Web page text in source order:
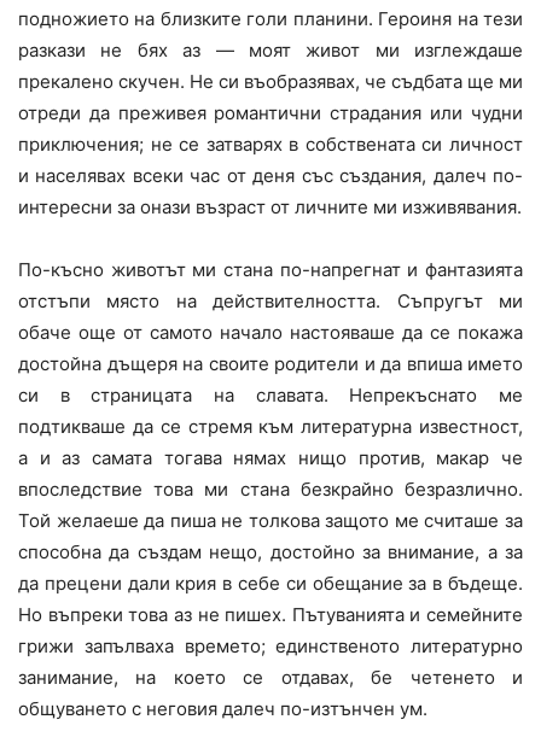
подножието на близките голи планини. Героиня на тези
разкази не бях аз — моят живот ми изглеждаше
прекалено скучен. Не си въобразявах, че съдбата ще ми
отреди да преживея романтични страдания или чудни
приключения; не се затварях в собствената си личност
и населявах всеки час от деня със създания, далеч по-
интересни за онази възраст от личните ми изживявания.
По-късно животът ми стана по-напрегнат и фантазията
отстъпи място на действителността. Съпругът ми
обаче още от самото начало настояваше да се покажа
достойна дъщеря на своите родители и да впиша името
си в страницата на славата. Непрекъснато ме
подтикваше да се стремя към литературна известност,
а и аз самата тогава нямах нищо против, макар че
впоследствие това ми стана безкрайно безразлично.
Той желаеше да пиша не толкова защото ме считаше за
способна да създам нещо, достойно за внимание, а за
да прецени дали крия в себе си обещание за в бъдеще.
Но въпреки това аз не пишех. Пътуванията и семейните
грижи запълваха времето; единственото литературно
занимание, на което се отдавах, бе четенето и
общуването с неговия далеч по-изтънчен ум.